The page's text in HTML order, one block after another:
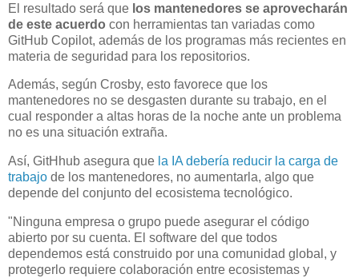
El resultado será que los mantenedores se aprovecharán
de este acuerdo con herramientas tan variadas como
GitHub Copilot, además de los programas más recientes en
materia de seguridad para los repositorios.
Además, según Crosby, esto favorece que los
mantenedores no se desgasten durante su trabajo, en el
cual responder a altas horas de la noche ante un problema
no es una situación extraña.
Así, GitHhub asegura que la IA debería reducir la carga de
trabajo de los mantenedores, no aumentarla, algo que
depende del conjunto del ecosistema tecnológico.
"Ninguna empresa o grupo puede asegurar el código
abierto por su cuenta. El software del que todos
dependemos está construido por una comunidad global, y
protegerlo requiere colaboración entre ecosistemas y